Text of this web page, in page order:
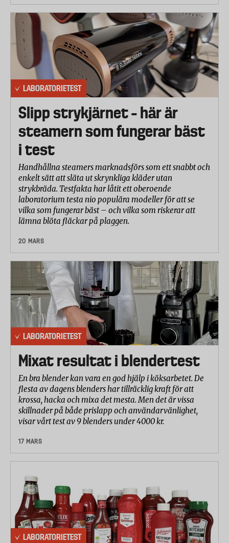
LABORATORIETEST
Slipp strykjärnet – här är
steamern som fungerar bäst
i test
Handhållna steamers marknadsförs som ett snabbt och
enkelt sätt att släta ut skrynkliga kläder utan
strykbräda. Testfakta har låtit ett oberoende
laboratorium testa nio populära modeller för att se
vilka som fungerar bäst – och vilka som riskerar att
lämna blöta fläckar på plaggen.
20 MARS
LABORATORIETEST
Mixat resultat i blendertest
En bra blender kan vara en god hjälp i köksarbetet. De
flesta av dagens blenders har tillräcklig kraft för att
krossa, hacka och mixa det mesta. Men det är vissa
skillnader på både prislapp och användarvänlighet,
visar vårt test av 9 blenders under 4000 kr.
17 MARS
LABORATORIETEST